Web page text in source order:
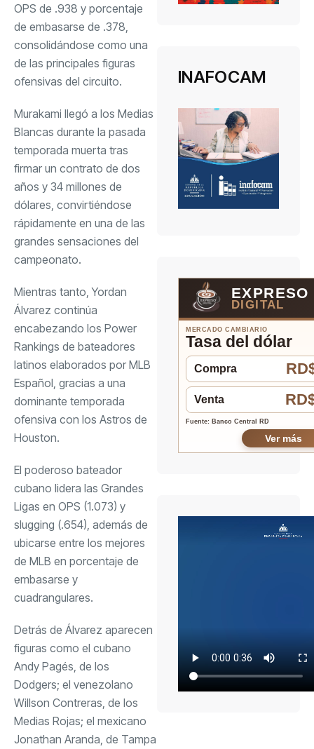
OPS de .938 y porcentaje
de embasarse de .378,
consolidándose como una
de las principales figuras
ofensivas del circuito.
Murakami llegó a los Medias
Blancas durante la pasada
temporada muerta tras
firmar un contrato de dos
años y 34 millones de
dólares, convirtiéndose
rápidamente en una de las
grandes sensaciones del
campeonato.
Mientras tanto, Yordan
Álvarez continúa
encabezando los Power
Rankings de bateadores
latinos elaborados por MLB
Español, gracias a una
dominante temporada
ofensiva con los Astros de
Houston.
El poderoso bateador
cubano lidera las Grandes
Ligas en OPS (1.073) y
slugging (.654), además de
ubicarse entre los mejores
de MLB en porcentaje de
embasarse y
cuadrangulares.
Detrás de Álvarez aparecen
figuras como el cubano
Andy Pagés, de los
Dodgers; el venezolano
Willson Contreras, de los
Medias Rojas; el mexicano
Jonathan Aranda, de Tampa
INAFOCAM
EXPRESO
DIGITAL
MERCADO CAMBIARIO
Tasa del dólar
Compra
Venta
Fuente: Banco Central RD
Ver más